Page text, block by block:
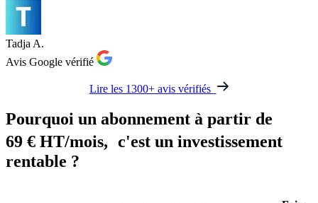
Tadja A.
Avis Google vérifié
Lire les 1300+ avis vérifiés
Pourquoi un abonnement à partir de
69 € HT/mois, c'est un investissement
rentable ?